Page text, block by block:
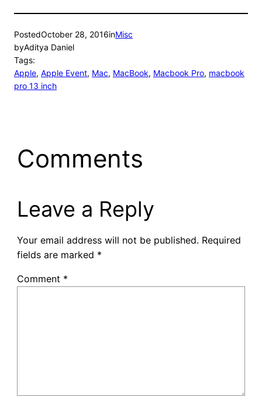
PostedOctober 28, 2016inMisc
byAditya Daniel
Tags:
Apple, Apple Event, Mac, MacBook, Macbook Pro, macbook
pro 13 inch
Comments
Leave a Reply
Your email address will not be published. Required
fields are marked *
Comment *